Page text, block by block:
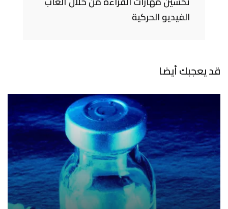
الفيديو الحركية
قد يعجبك أيضا